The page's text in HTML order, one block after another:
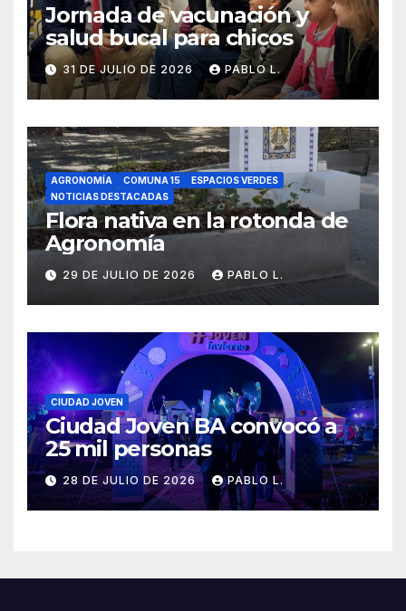
Jornada de vacunación y
salud bucal para chicos
31 DE JULIO DE 2026 PABLO L.
AGRONOMÍA COMUNA 15
ESPACIOS VERDES
NOTICIAS DESTACADAS
Flora nativa en la rotonda de
Agronomía
29 DE JULIO DE 2026 PABLO L.
CIUDAD JOVEN
Ciudad Joven BA convocó a
25 mil personas
28 DE JULIO DE 2026 PABLO L.